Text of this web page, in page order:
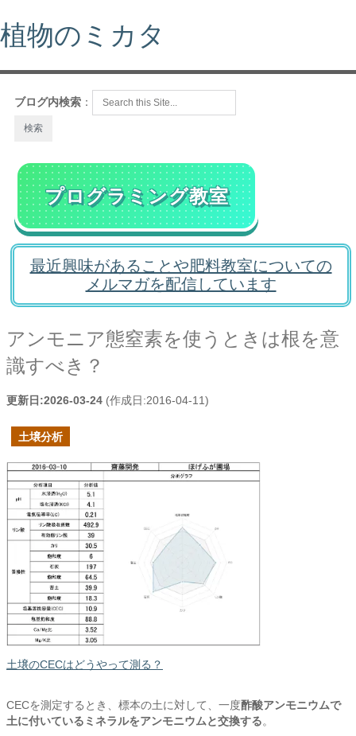
植物のミカタ
ブログ内検索 ：
プログラミング教室
最近興味があることや肥料教室についての
メルマガを配信しています
アンモニア態窒素を使うときは根を意
識すべき？
更新日:2026-03-24 (作成日:2016-04-11)
土壌分析
土壌のCECはどうやって測る？
CECを測定するとき、標本の土に対して、一度酢酸アンモニウムで
土に付いているミネラルをアンモニウムと交換する。